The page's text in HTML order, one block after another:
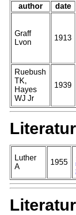
author date
Graff
Lvon
1913
Ruebush
TK,
Hayes
WJ Jr
1939
Luther
A
1955